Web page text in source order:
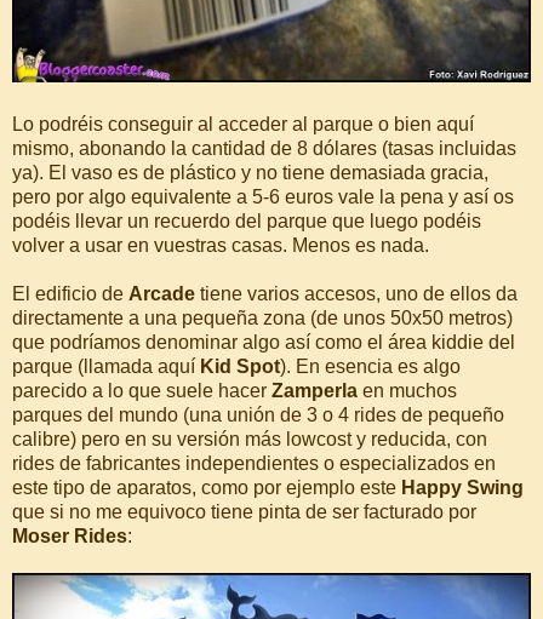
Lo podréis conseguir al acceder al parque o bien aquí
mismo, abonando la cantidad de 8 dólares (tasas incluidas
ya). El vaso es de plástico y no tiene demasiada gracia,
pero por algo equivalente a 5-6 euros vale la pena y así os
podéis llevar un recuerdo del parque que luego podéis
volver a usar en vuestras casas. Menos es nada.
El edificio de Arcade tiene varios accesos, uno de ellos da
directamente a una pequeña zona (de unos 50x50 metros)
que podríamos denominar algo así como el área kiddie del
parque (llamada aquí Kid Spot). En esencia es algo
parecido a lo que suele hacer Zamperla en muchos
parques del mundo (una unión de 3 o 4 rides de pequeño
calibre) pero en su versión más lowcost y reducida, con
rides de fabricantes independientes o especializados en
este tipo de aparatos, como por ejemplo este Happy Swing
que si no me equivoco tiene pinta de ser facturado por
Moser Rides: